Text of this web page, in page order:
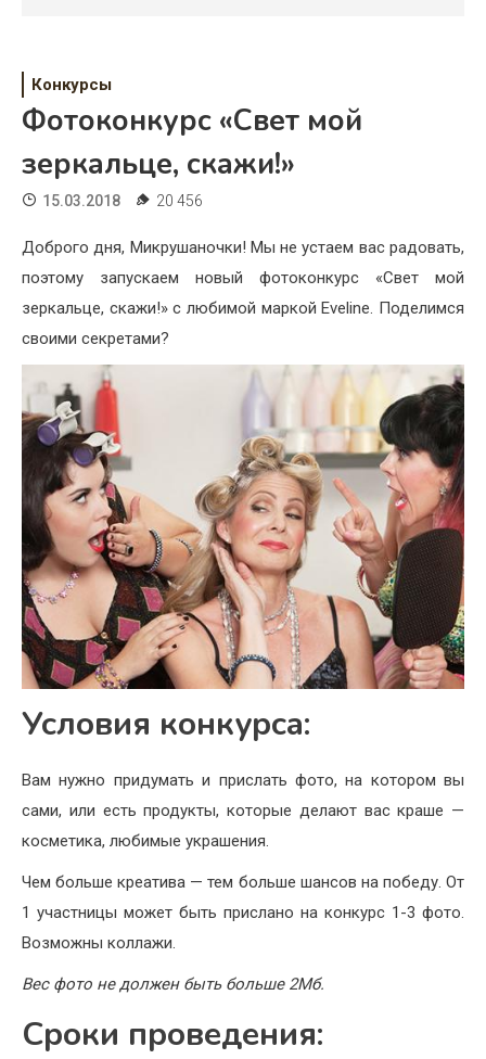
Свадьба
Жизнь
Хобби
Красота
Недвижимость
Конкурсы
Фотоконкурс «Свет мой
зеркальце, скажи!»
15.03.2018 20 456
Доброго дня, Микрушаночки! Мы не устаем вас радовать,
поэтому запускаем новый фотоконкурс «Свет мой
зеркальце, скажи!» с любимой маркой Eveline. Поделимся
своими секретами?
Условия конкурса:
Вам нужно придумать и прислать фото, на котором вы
сами, или есть продукты, которые делают вас краше —
косметика, любимые украшения.
Чем больше креатива — тем больше шансов на победу. От
1 участницы может быть прислано на конкурс 1-3 фото.
Возможны коллажи.
Вес фото не должен быть больше 2Мб.
Сроки проведения: